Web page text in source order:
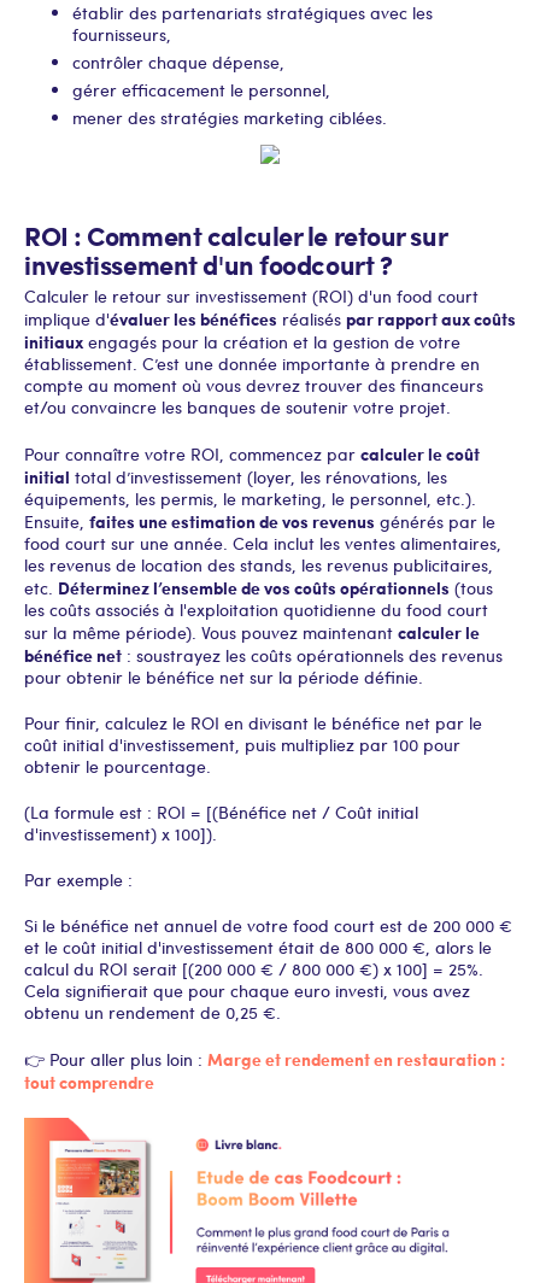
établir des partenariats stratégiques avec les
fournisseurs,
contrôler chaque dépense,
gérer efficacement le personnel,
mener des stratégies marketing ciblées.
ROI : Comment calculer le retour sur
investissement d'un foodcourt ?
Calculer le retour sur investissement (ROI) d'un food court
implique d'évaluer les bénéfices réalisés par rapport aux coûts
initiaux engagés pour la création et la gestion de votre
établissement. C’est une donnée importante à prendre en
compte au moment où vous devrez trouver des financeurs
et/ou convaincre les banques de soutenir votre projet.
Pour connaître votre ROI, commencez par calculer le coût
initial total d’investissement (loyer, les rénovations, les
équipements, les permis, le marketing, le personnel, etc.).
Ensuite, faites une estimation de vos revenus générés par le
food court sur une année. Cela inclut les ventes alimentaires,
les revenus de location des stands, les revenus publicitaires,
etc. Déterminez l’ensemble de vos coûts opérationnels (tous
les coûts associés à l'exploitation quotidienne du food court
sur la même période). Vous pouvez maintenant calculer le
bénéfice net : soustrayez les coûts opérationnels des revenus
pour obtenir le bénéfice net sur la période définie.
Pour finir, calculez le ROI en divisant le bénéfice net par le
coût initial d'investissement, puis multipliez par 100 pour
obtenir le pourcentage.
(La formule est : ROI = [(Bénéfice net / Coût initial
d'investissement) x 100]).
Par exemple :
Si le bénéfice net annuel de votre food court est de 200 000 €
et le coût initial d'investissement était de 800 000 €, alors le
calcul du ROI serait [(200 000 € / 800 000 €) x 100] = 25%.
Cela signifierait que pour chaque euro investi, vous avez
obtenu un rendement de 0,25 €.
👉 Pour aller plus loin : Marge et rendement en restauration :
tout comprendre